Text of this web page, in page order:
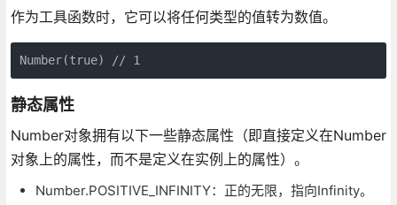
作为工具函数时，它可以将任何类型的值转为数值。
静态属性
Number对象拥有以下一些静态属性（即直接定义在Number
对象上的属性，而不是定义在实例上的属性）。
Number.POSITIVE_INFINITY：正的无限，指向Infinity。